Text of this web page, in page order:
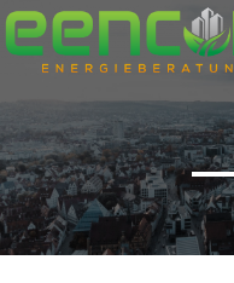
Zum
Inhalt
springen